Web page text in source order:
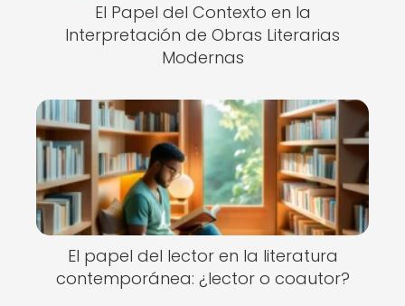
El Papel del Contexto en la
Interpretación de Obras Literarias
Modernas
El papel del lector en la literatura
contemporánea: ¿lector o coautor?